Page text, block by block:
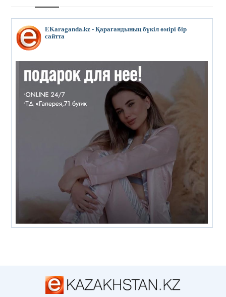
EKaraganda.kz - Қарағандының бүкіл өмірі бір
сайтта